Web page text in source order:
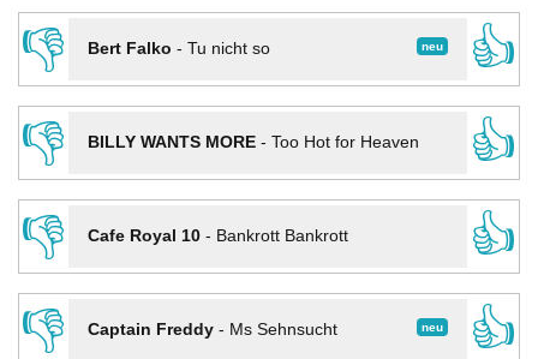
👎
neu
Bert Falko - Tu nicht so
👍
👎
BILLY WANTS MORE- Too Hot for Heaven
👍
👎
Cafe Royal 10- Bankrott Bankrott
👍
👎
neu
Captain Freddy- Ms Sehnsucht
👍